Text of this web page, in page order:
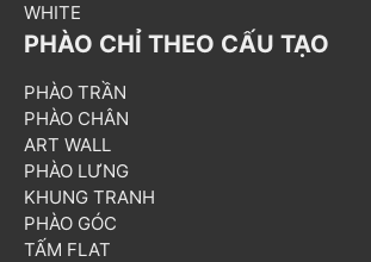
WHITE
PHÀO CHỈ THEO CẤU TẠO
PHÀO TRẦN
PHÀO CHÂN
ART WALL
PHÀO LƯNG
KHUNG TRANH
PHÀO GÓC
TẤM FLAT